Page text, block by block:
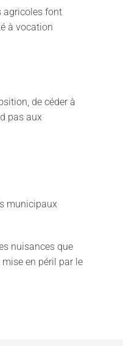
agricoles font
à vocation
de céder à
pas aux
municipaux
nuisances que
en péril par le